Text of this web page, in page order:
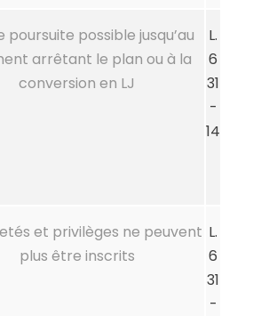
poursuite possible jusqu’au
arrêtant le plan ou à la
conversion en LJ
L.
6
31
-
14
et privilèges ne peuvent
plus être inscrits
L.
6
31
-